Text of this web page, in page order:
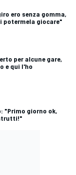
ero senza gomma,
potermela giocare"
per alcune gare,
e qui l'ho
"Primo giorno ok,